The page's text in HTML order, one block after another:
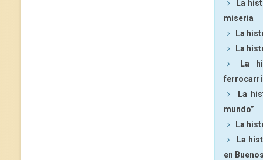
La
miseria
La
La
La
La
mundo”
La
La
en